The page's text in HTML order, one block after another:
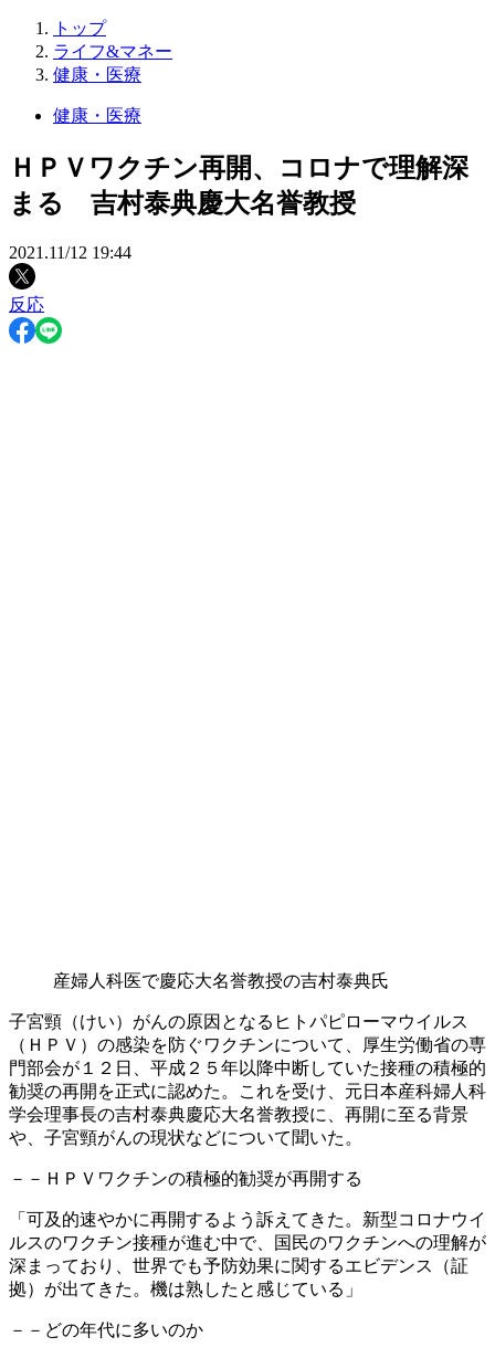
トップ
ライフ&マネー
健康・医療
健康・医療
ＨＰＶワクチン再開、コロナで理解深
まる 吉村泰典慶大名誉教授
2021.11/12 19:44
反応
産婦人科医で慶応大名誉教授の吉村泰典氏
子宮頸（けい）がんの原因となるヒトパピローマウイルス
（ＨＰＶ）の感染を防ぐワクチンについて、厚生労働省の専
門部会が１２日、平成２５年以降中断していた接種の積極的
勧奨の再開を正式に認めた。これを受け、元日本産科婦人科
学会理事長の吉村泰典慶応大名誉教授に、再開に至る背景
や、子宮頸がんの現状などについて聞いた。
－－ＨＰＶワクチンの積極的勧奨が再開する
「可及的速やかに再開するよう訴えてきた。新型コロナウイ
ルスのワクチン接種が進む中で、国民のワクチンへの理解が
深まっており、世界でも予防効果に関するエビデンス（証
拠）が出てきた。機は熟したと感じている」
－－どの年代に多いのか